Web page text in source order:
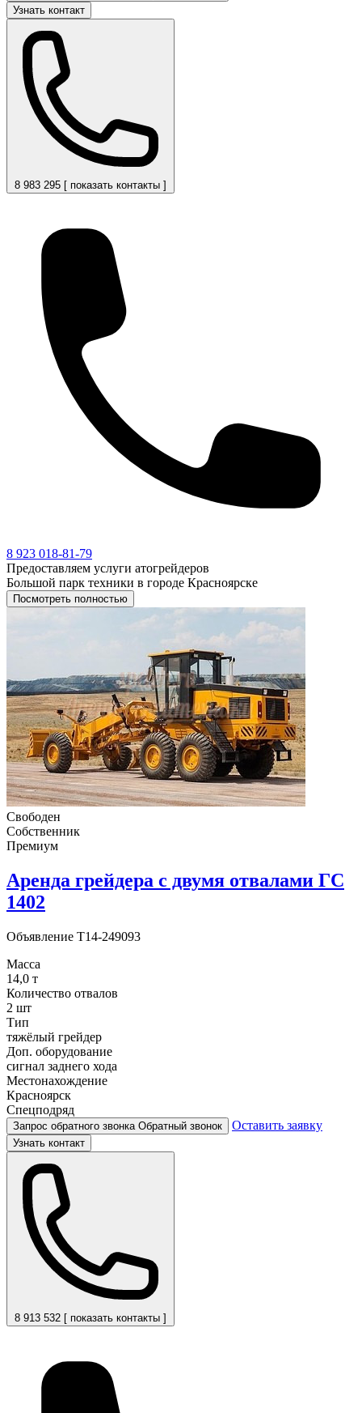
Узнать контакт
8 983 295 [ показать контакты ]
8 923 018-81-79
Предоставляем услуги атогрейдеров
Большой парк техники в городе Красноярске
Посмотреть полностью
Свободен
Собственник
Премиум
Аренда грейдера с двумя отвалами ГС
1402
Объявление T14-249093
Масса
14,0 т
Количество отвалов
2 шт
Тип
тяжёлый грейдер
Доп. оборудование
сигнал заднего хода
Местонахождение
Красноярск
Спецподряд
Запрос обратного звонка Обратный звонок Оставить заявку
Узнать контакт
8 913 532 [ показать контакты ]